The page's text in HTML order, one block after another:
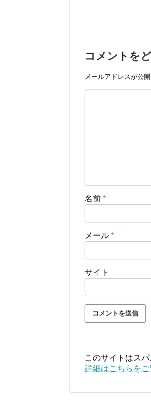
コメントを
メールアドレスが公
名前 *
メール *
サイト
このサイトはス
詳細はこちらを